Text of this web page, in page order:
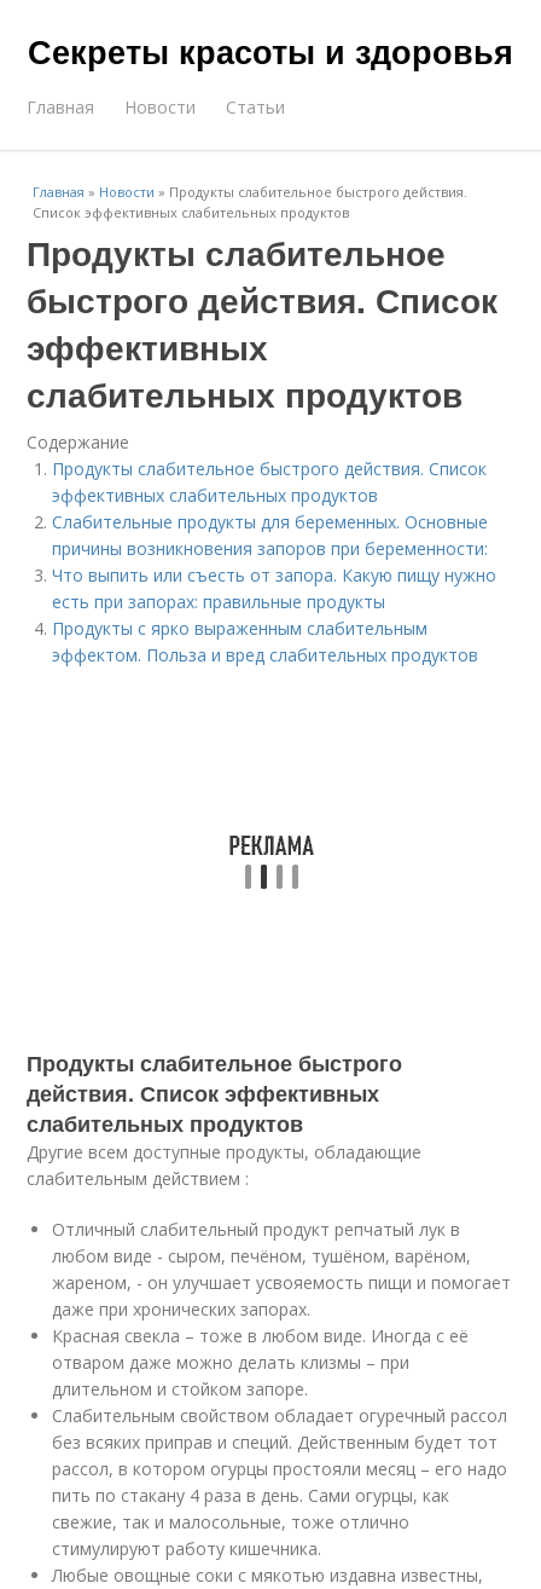
Секреты красоты и здоровья
Главная Новости Статьи
Главная » Новости » Продукты слабительное быстрого действия.
Список эффективных слабительных продуктов
Продукты слабительное
быстрого действия. Список
эффективных
слабительных продуктов
Содержание
Продукты слабительное быстрого действия. Список
эффективных слабительных продуктов
Слабительные продукты для беременных. Основные
причины возникновения запоров при беременности:
Что выпить или съесть от запора. Какую пищу нужно
есть при запорах: правильные продукты
Продукты с ярко выраженным слабительным
эффектом. Польза и вред слабительных продуктов
Продукты слабительное быстрого
действия. Список эффективных
слабительных продуктов
Другие всем доступные продукты, обладающие
слабительным действием :
Отличный слабительный продукт репчатый лук в
любом виде - сыром, печёном, тушёном, варёном,
жареном, - он улучшает усвояемость пищи и помогает
даже при хронических запорах.
Красная свекла – тоже в любом виде. Иногда с её
отваром даже можно делать клизмы – при
длительном и стойком запоре.
Слабительным свойством обладает огуречный рассол
без всяких приправ и специй. Действенным будет тот
рассол, в котором огурцы простояли месяц – его надо
пить по стакану 4 раза в день. Сами огурцы, как
свежие, так и малосольные, тоже отлично
стимулируют работу кишечника.
Любые овощные соки с мякотью издавна известны,